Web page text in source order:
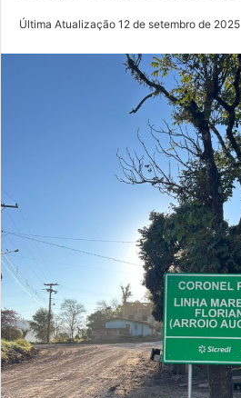
Última Atualização 12 de setembro de 2025